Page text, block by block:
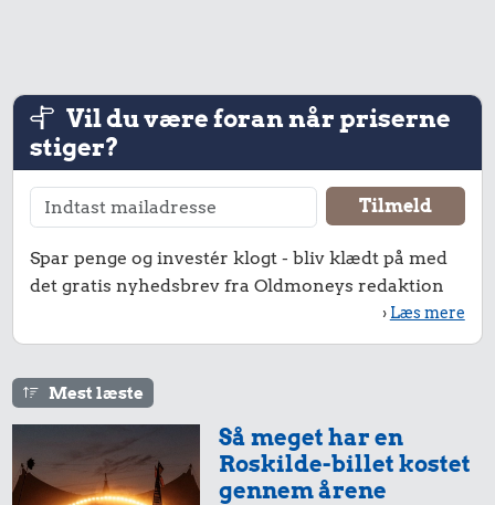
Vil du være foran når priserne
stiger?
Spar penge og investér klogt - bliv klædt på med
det gratis nyhedsbrev fra Oldmoneys redaktion
› Læs mere
Mest læste
Så meget har en
Roskilde-billet kostet
gennem årene